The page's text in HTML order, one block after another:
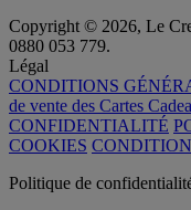
Copyright © 2026, Le
0880 053 779.
Légal
CONDITIONS
de vente des Cartes
CONFIDENTIALITÉ
COOKIES
Politique de